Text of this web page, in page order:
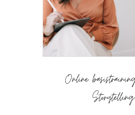
Online
Storytelling